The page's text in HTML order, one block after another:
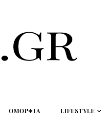
ΟΜΟΡΦΙΆ LIFESTYLE